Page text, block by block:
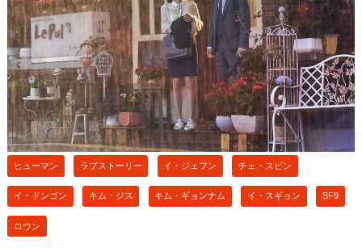
ヒューマン ラブストーリー イ・ジェフン チェ・スビン
イ・ドンゴン キム・ジス キム・ギョンナム イ・スギョン SF9
ロウン